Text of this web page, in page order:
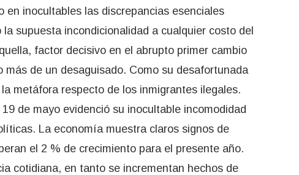
en inocultables las discrepancias esenciales
supuesta incondicionalidad a cualquier costo del
factor decisivo en el abrupto primer cambio
de un desaguisado. Como su desafortunada
metáfora respecto de los inmigrantes ilegales.
de mayo evidenció su inocultable incomodidad
La economía muestra claros signos de
el 2 % de crecimiento para el presente año.
cotidiana, en tanto se incrementan hechos de